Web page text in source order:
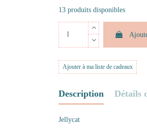
13 produits disponibles
Ajouter à ma liste de cadeaux
Description Détails
Jellycat